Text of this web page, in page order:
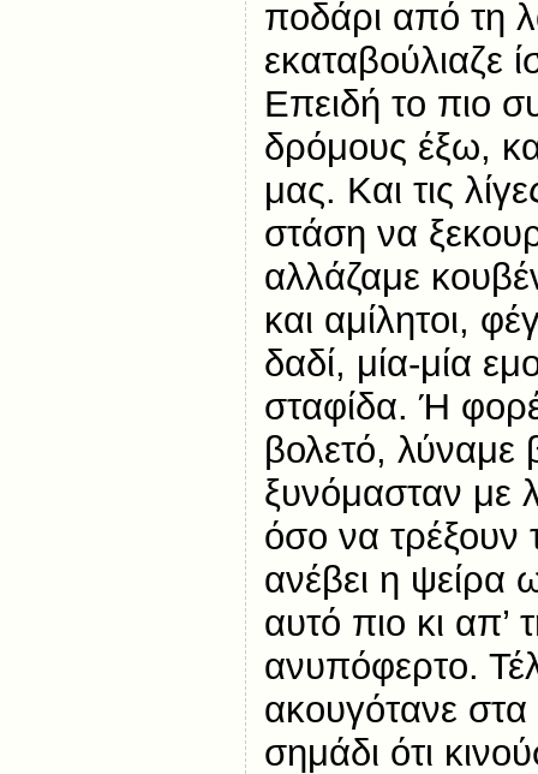
ποδάρι από τη
εκαταβούλιαζε
Επειδή το πιο
δρόμους έξω,
μας. Και τις
στάση να
αλλάζαμε
και αμίλητοι,
δαδί, μία-μία
σταφίδα. Ή
βολετό, λύναμε
ξυνόμασταν με
όσο να τρέξουν
ανέβει η ψείρα
αυτό πιο κι απ’
ανυπόφερτο.
ακουγότανε στα
σημάδι ότι